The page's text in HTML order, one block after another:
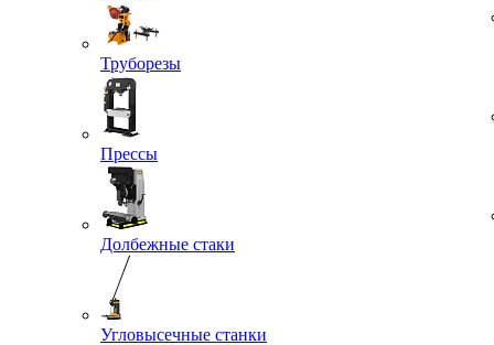
Труборезы
Прессы
Долбежные стаки
Угловысечные станки